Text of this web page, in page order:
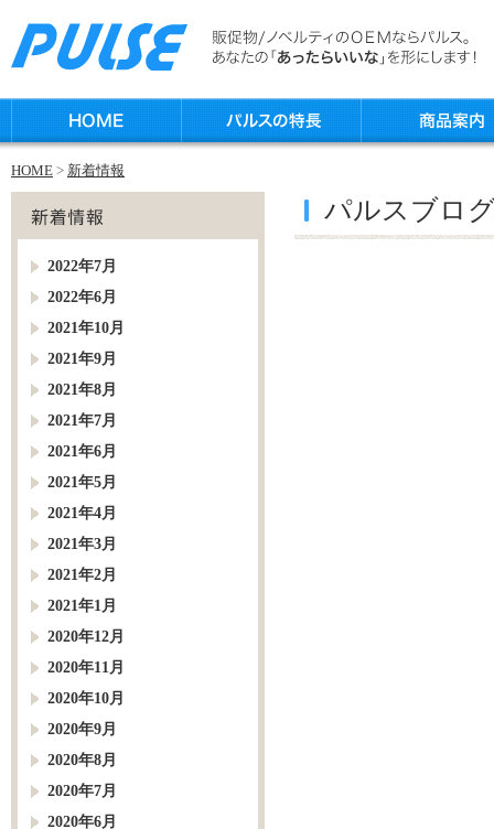
HOME > 新着情報
2022年7月
2022年6月
2021年10月
2021年9月
2021年8月
2021年7月
2021年6月
2021年5月
2021年4月
2021年3月
2021年2月
2021年1月
2020年12月
2020年11月
2020年10月
2020年9月
2020年8月
2020年7月
2020年6月
パルスブロ